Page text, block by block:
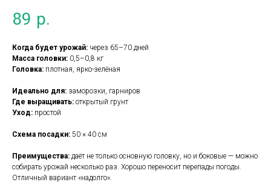
89 р.
Когда будет урожай: через 65–70 дней
Масса головки: 0,5–0,8 кг
Головка: плотная, ярко-зелёная
Идеально для: заморозки, гарниров
Где выращивать: открытый грунт
Уход: простой
Схема посадки: 50 × 40 см
Преимущества: даёт не только основную головку, но и боковые — можно
собирать урожай несколько раз. Хорошо переносит перепады погоды.
Отличный вариант «надолго».